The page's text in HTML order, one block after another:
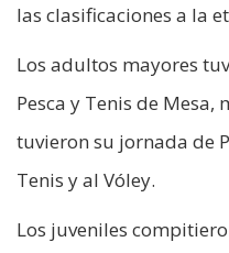
las clasificaciones a la
Los adultos mayores
Pesca y Tenis de Mesa,
tuvieron su jornada de
Tenis y al Vóley.
Los juveniles